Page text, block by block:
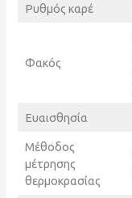
Ρυθμός καρέ
Φακός
Ευαισθησία
Μέθοδος
μέτρησης
θερμοκρασίας